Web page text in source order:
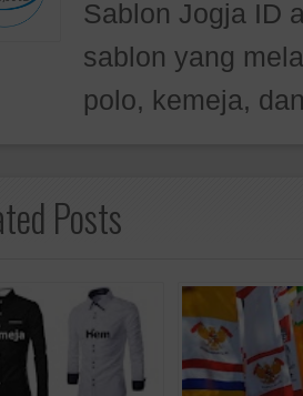
Sablon Jogja ID
sablon yang
polo, kemeja,
Posts